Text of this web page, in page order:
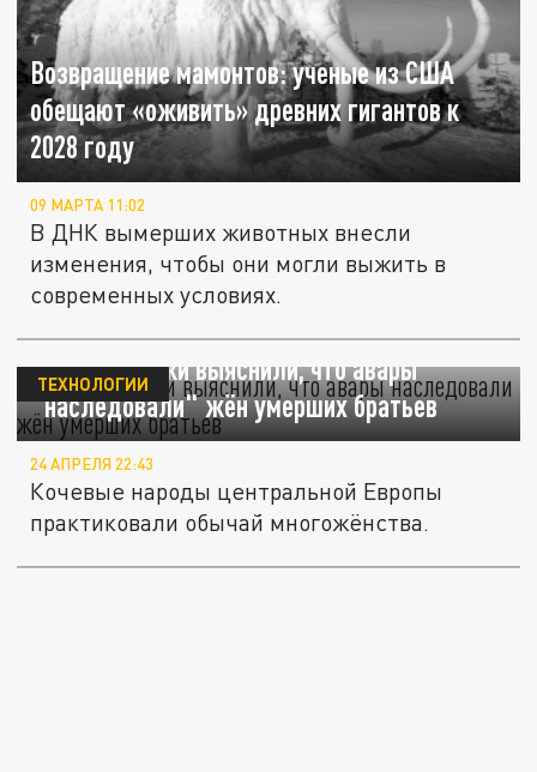
Возвращение мамонтов: ученые из США
обещают «оживить» древних гигантов к
2028 году
09 МАРТА 11:02
В ДНК вымерших животных внесли
изменения, чтобы они могли выжить в
современных условиях.
Палеогенетики выяснили, что авары
"наследовали" жён умерших братьев
ТЕХНОЛОГИИ
24 АПРЕЛЯ 22:43
Кочевые народы центральной Европы
практиковали обычай многожёнства.